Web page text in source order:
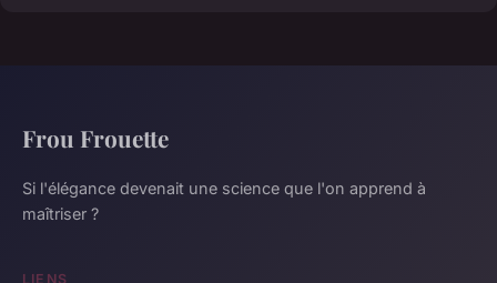
Frou Frouette
Si l'élégance devenait une science que l'on apprend à
maîtriser ?
LIENS